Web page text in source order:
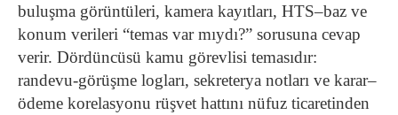
buluşma görüntüleri, kamera kayıtları, HTS–baz ve
konum verileri “temas var mıydı?” sorusuna cevap
verir. Dördüncüsü kamu görevlisi temasıdır:
randevu-görüşme logları, sekreterya notları ve karar–
ödeme korelasyonu rüşvet hattını nüfuz ticaretinden